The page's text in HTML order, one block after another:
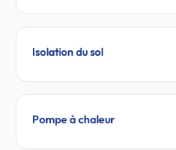
Isolation du sol
Pompe à chaleur